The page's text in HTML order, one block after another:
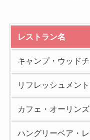
レストラン名
キャンプ・ウッド
リフレッシュメン
カフェ・オーリンズ
ハングリーベア・